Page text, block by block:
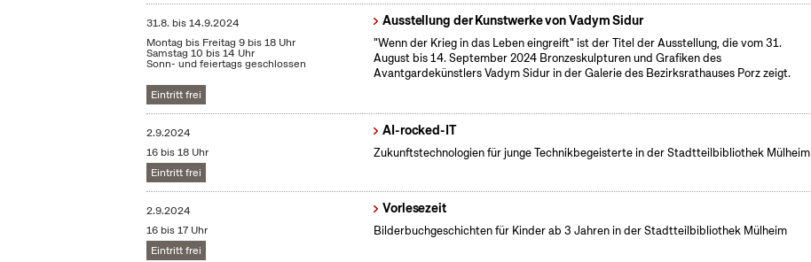
31.8. bis14.9.2024
Montag bis Freitag 9 bis 18 Uhr
Samstag 10 bis 14 Uhr
Sonn- und feiertags geschlossen
Eintritt frei
Ausstellung der Kunstwerke von Vadym Sidur
"Wenn der Krieg in das Leben eingreift" ist der Titel der Ausstellung, die vom 31.
August bis 14. September 2024 Bronzeskulpturen und Grafiken des
Avantgardekünstlers Vadym Sidur in der Galerie des Bezirksrathauses Porz zeigt.
2.9.2024
16 bis 18 Uhr
Eintritt frei
AI-rocked-IT
Zukunftstechnologien für junge Technikbegeisterte in der Stadtteilbibliothek Mülheim
2.9.2024
16 bis 17 Uhr
Eintritt frei
Vorlesezeit
Bilderbuchgeschichten für Kinder ab 3 Jahren in der Stadtteilbibliothek Mülheim